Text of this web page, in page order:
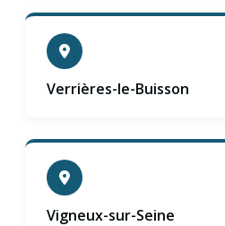
Verrières-le-Buisson
Vigneux-sur-Seine